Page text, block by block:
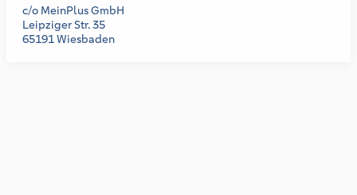
c/o MeinPlus GmbH
Leipziger Str. 35
65191 Wiesbaden